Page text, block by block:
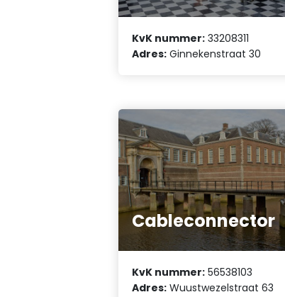
KvK nummer: 33208311
Adres: Ginnekenstraat 30
Cableconnector
KvK nummer: 56538103
Adres: Wuustwezelstraat 63